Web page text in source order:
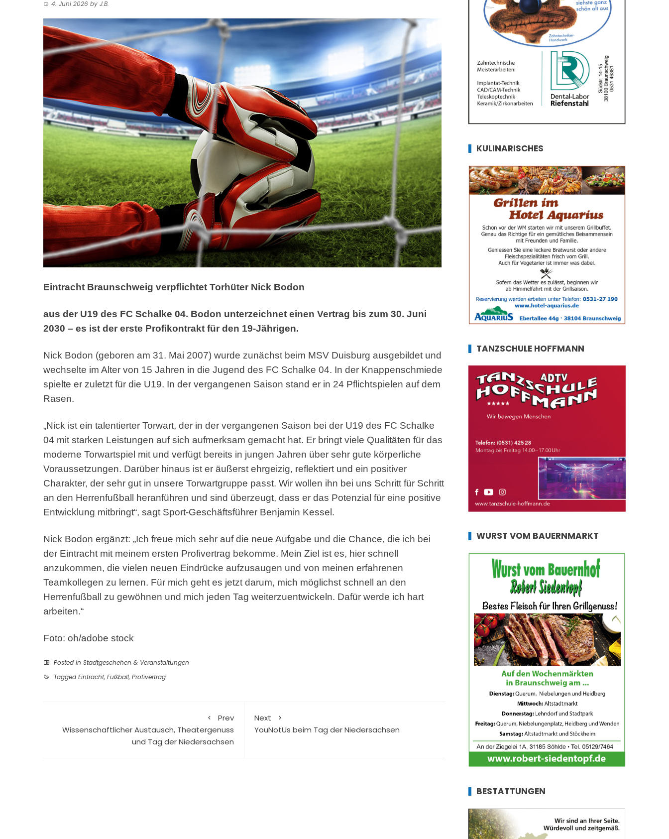
4. Juni 2026 by J.B.
Eintracht Braunschweig verpflichtet Torhüter Nick Bodon
aus der U19 des FC Schalke 04. Bodon unterzeichnet einen Vertrag bis zum 30. Juni
2030 – es ist der erste Profikontrakt für den 19-Jährigen.
Nick Bodon (geboren am 31. Mai 2007) wurde zunächst beim MSV Duisburg ausgebildet und
wechselte im Alter von 15 Jahren in die Jugend des FC Schalke 04. In der Knappenschmiede
spielte er zuletzt für die U19. In der vergangenen Saison stand er in 24 Pflichtspielen auf dem
Rasen.
„Nick ist ein talentierter Torwart, der in der vergangenen Saison bei der U19 des FC Schalke
04 mit starken Leistungen auf sich aufmerksam gemacht hat. Er bringt viele Qualitäten für das
moderne Torwartspiel mit und verfügt bereits in jungen Jahren über sehr gute körperliche
Voraussetzungen. Darüber hinaus ist er äußerst ehrgeizig, reflektiert und ein positiver
Charakter, der sehr gut in unsere Torwartgruppe passt. Wir wollen ihn bei uns Schritt für Schritt
an den Herrenfußball heranführen und sind überzeugt, dass er das Potenzial für eine positive
Entwicklung mitbringt“, sagt Sport-Geschäftsführer Benjamin Kessel.
Nick Bodon ergänzt: „Ich freue mich sehr auf die neue Aufgabe und die Chance, die ich bei
der Eintracht mit meinem ersten Profivertrag bekomme. Mein Ziel ist es, hier schnell
anzukommen, die vielen neuen Eindrücke aufzusaugen und von meinen erfahrenen
Teamkollegen zu lernen. Für mich geht es jetzt darum, mich möglichst schnell an den
Herrenfußball zu gewöhnen und mich jeden Tag weiterzuentwickeln. Dafür werde ich hart
arbeiten.“
Foto: oh/adobe stock
Posted in Stadtgeschehen & Veranstaltungen
Tagged Eintracht, Fußball, Profivertrag
Prev
Wissenschaftlicher Austausch, Theatergenuss
und Tag der Niedersachsen
Next
YouNotUs beim Tag der Niedersachsen
KULINARISCHES
TANZSCHULE HOFFMANN
WURST VOM BAUERNMARKT
BESTATTUNGEN